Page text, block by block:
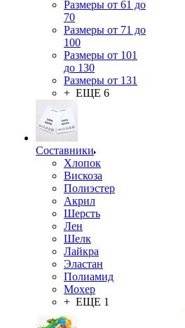
Размеры от 61 до
70
Размеры от 71 до
100
Размеры от 101
до 130
Размеры от 131
+ ЕЩЕ 6
Составники
Хлопок
Вискоза
Полиэстер
Акрил
Шерсть
Лен
Шелк
Лайкра
Эластан
Полиамид
Мохер
+ ЕЩЕ 1